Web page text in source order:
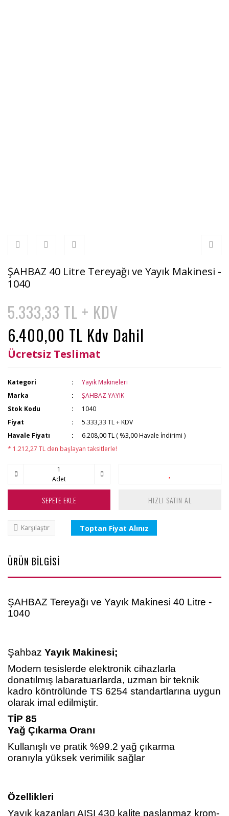
ŞAHBAZ 40 Litre Tereyağı ve Yayık Makinesi -
1040
5.333,33 TL + KDV
6.400,00 TL Kdv Dahil
Ücretsiz Teslimat
Kategori
Yayık Makineleri
Marka
ŞAHBAZ YAYIK
Stok Kodu
1040
Fiyat
5.333,33 TL + KDV
Havale Fiyatı
6.208,00 TL ( %3,00 Havale İndirimi )
* 1.212,27 TL den başlayan taksitlerle!
Adet
SEPETE EKLE HIZLI SATIN AL
Karşılaştır Toptan Fiyat Alınız
ÜRÜN BİLGİSİ
ŞAHBAZ Tereyağı ve Yayık Makinesi 40 Litre -
1040
Şahbaz Yayık Makinesi;
Modern tesislerde elektronik cihazlarla
donatılmış labaratuarlarda, uzman bir teknik
kadro köntrölünde TS 6254 standartlarına uygun
olarak imal edilmiştir.
TİP 85
Yağ Çıkarma Oranı
Kullanışlı ve pratik %99.2 yağ çıkarma
oranıyla yüksek verimilik sağlar
Özellikleri
Yayık kazanları AISI 430 kalite paslanmaz krom-